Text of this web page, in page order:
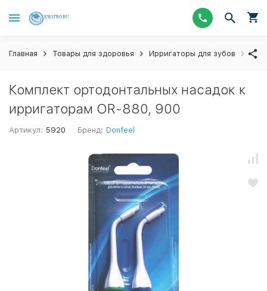
Главная Товары для здоровья Ирригаторы для зубов
Комплект ортодонтальных насадок к
ирригаторам OR-880, 900
Артикул: 5920 Бренд: Donfeel